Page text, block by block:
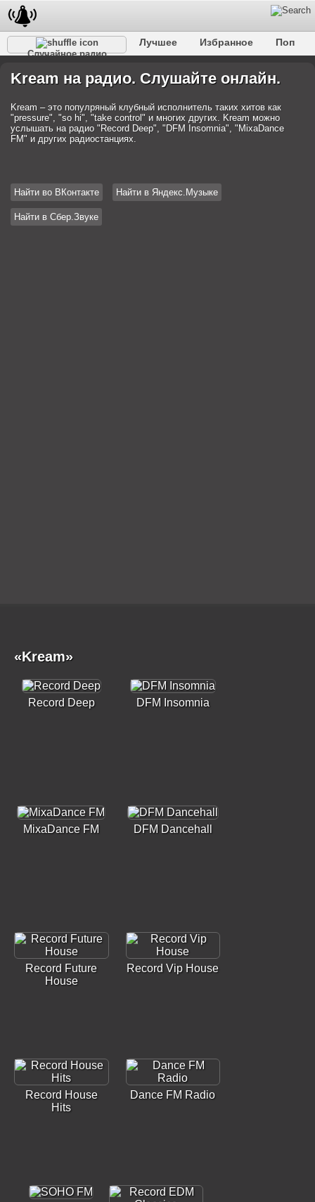
Случайное радио
Лучшее Избранное
Поп
Разговорное
Рэп Транс Дип-хаус
Фолк
Kream на радио. Слушайте онлайн.
Kream – это популряный клубный исполнитель таких хитов как
"pressure", "so hi", "take control" и многих других. Kream можно
услышать на радио "Record Deep", "DFM Insomnia", "MixaDance
FM" и других радиостанциях.
Найти во ВКонтакте Найти в Яндекс.Музыке
Найти в Сбер.Звуке
«Kream»
Record Deep DFM Insomnia
MixaDance FM DFM Dancehall
Record Future
House
Record Vip House
Record House
Hits
Dance FM Radio